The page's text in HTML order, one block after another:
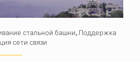
стальной башни, Поддержка
сети связи